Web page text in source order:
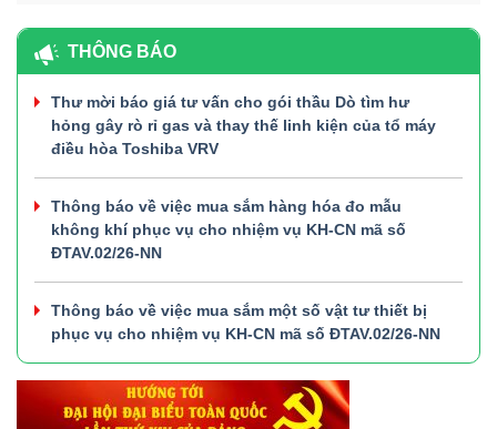
THÔNG BÁO
Thư mời báo giá tư vấn cho gói thầu Dò tìm hư
hỏng gây rò rỉ gas và thay thế linh kiện của tổ máy
điều hòa Toshiba VRV
Thông báo về việc mua sắm hàng hóa đo mẫu
không khí phục vụ cho nhiệm vụ KH-CN mã số
ĐTAV.02/26-NN
Thông báo về việc mua sắm một số vật tư thiết bị
phục vụ cho nhiệm vụ KH-CN mã số ĐTAV.02/26-NN